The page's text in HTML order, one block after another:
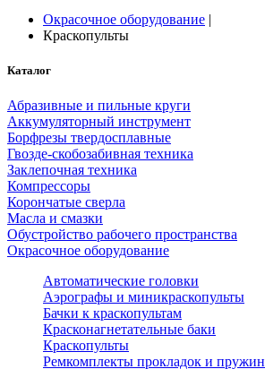
Окрасочное оборудование |
Краскопульты
Каталог
Абразивные и пильные круги
Аккумуляторный инструмент
Борфрезы твердосплавные
Гвозде-скобозабивная техника
Заклепочная техника
Компрессоры
Корончатые сверла
Масла и смазки
Обустройство рабочего пространства
Окрасочное оборудование
Автоматические головки
Аэрографы и миникраскопульты
Бачки к краскопультам
Красконагнетательные баки
Краскопульты
Ремкомплекты прокладок и пружин